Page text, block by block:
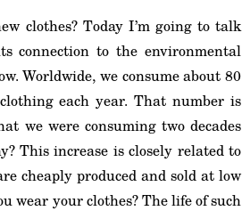
clothes? Today I’m going to talk
connection to the environmental
Worldwide, we consume about 80
each year. That number is
we were consuming two decades
This increase is closely related to
cheaply produced and sold at low
wear your clothes? The life of such